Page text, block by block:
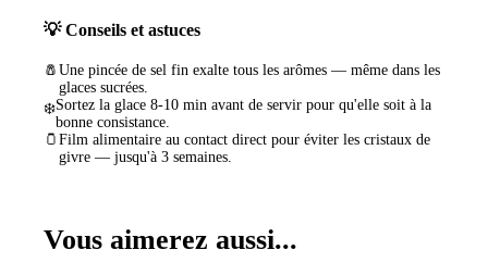
💡 Conseils et astuces
🧂 Une pincée de sel fin exalte tous les arômes — même dans les
glaces sucrées.
❄️Sortez la glace 8-10 min avant de servir pour qu'elle soit à la
bonne consistance.
🫙 Film alimentaire au contact direct pour éviter les cristaux de
givre — jusqu'à 3 semaines.
Vous aimerez aussi...